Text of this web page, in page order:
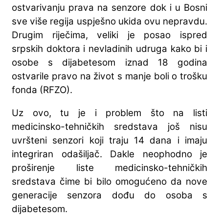
ostvarivanju prava na senzore dok i u Bosni
sve više regija uspješno ukida ovu nepravdu.
Drugim riječima, veliki je posao ispred
srpskih doktora i nevladinih udruga kako bi i
osobe s dijabetesom iznad 18 godina
ostvarile pravo na život s manje boli o trošku
fonda (RFZO).
Uz ovo, tu je i problem što na listi
medicinsko-tehničkih sredstava još nisu
uvršteni senzori koji traju 14 dana i imaju
integriran odašiljač. Dakle neophodno je
proširenje liste medicinsko-tehničkih
sredstava čime bi bilo omogućeno da nove
generacije senzora dođu do osoba s
dijabetesom.